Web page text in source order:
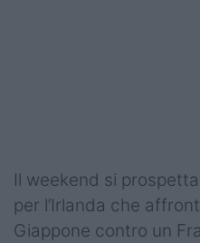
Il weekend si
per l’Irlanda che
Giappone contro un